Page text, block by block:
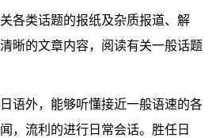
类话题的报纸及杂质报道、解
晰的文章内容，阅读有关一般话题
外，能够听懂接近一般语速的各
，流利的进行日常会话。胜任日